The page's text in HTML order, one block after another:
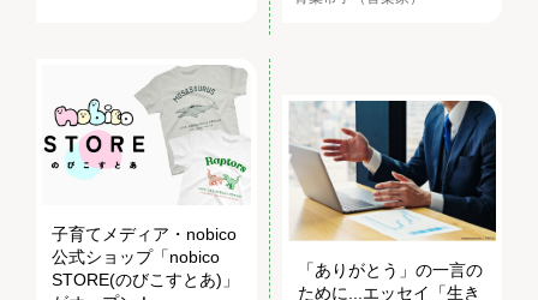
子育てメディア・nobico
公式ショップ「nobico
STORE(のびこすとあ)」
「ありがとう」の一言の
ために...エッセイ「生き